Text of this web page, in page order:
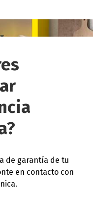
de garantía de tu
en contacto con